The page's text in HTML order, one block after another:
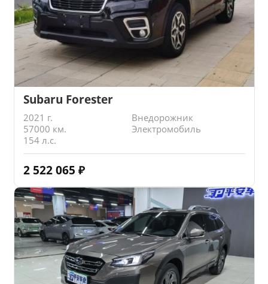
Subaru Forester
2021 г.
Внедорожник
57000 км.
Электромобиль
154 л.с.
2 522 065 ₽